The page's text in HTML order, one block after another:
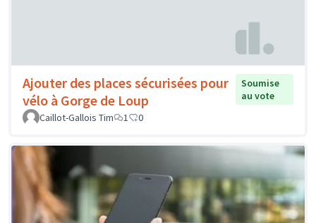
Ajouter des places sécurisées pour
vélo à Gorge de Loup
Soumise
au vote
Caillot-Gallois Tim
1 0